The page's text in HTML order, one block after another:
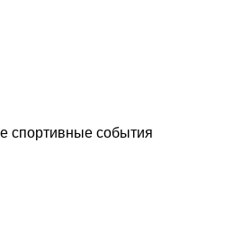
спортивные события